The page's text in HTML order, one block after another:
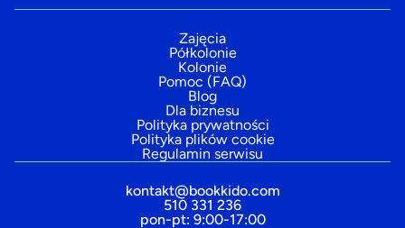
Zajęcia
Półkolonie
Kolonie
Pomoc (FAQ)
Blog
Dla biznesu
Polityka prywatności
Polityka plików cookie
Regulamin serwisu
kontakt@bookkido.com
510 331 236
pon-pt: 9:00-17:00